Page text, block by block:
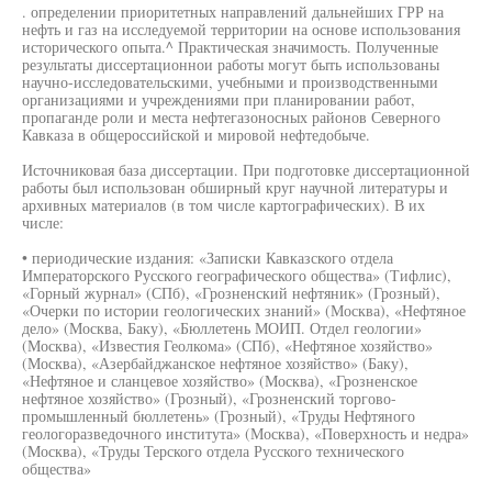
. определении приоритетных направлений дальнейших ГРР на
нефть и газ на исследуемой территории на основе использования
исторического опыта.^ Практическая значимость. Полученные
результаты диссертационнои работы могут быть использованы
научно-исследовательскими, учебными и производственными
организациями и учреждениями при планировании работ,
пропаганде роли и места нефтегазоносных районов Северного
Кавказа в общероссийской и мировой нефтедобыче.
Источниковая база диссертации. При подготовке диссертационной
работы был использован обширный круг научной литературы и
архивных материалов (в том числе картографических). В их
числе:
• периодические издания: «Записки Кавказского отдела
Императорского Русского географического общества» (Тифлис),
«Горный журнал» (СПб), «Грозненский нефтяник» (Грозный),
«Очерки по истории геологических знаний» (Москва), «Нефтяное
дело» (Москва, Баку), «Бюллетень МОИП. Отдел геологии»
(Москва), «Известия Геолкома» (СПб), «Нефтяное хозяйство»
(Москва), «Азербайджанское нефтяное хозяйство» (Баку),
«Нефтяное и сланцевое хозяйство» (Москва), «Грозненское
нефтяное хозяйство» (Грозный), «Грозненский торгово-
промышленный бюллетень» (Грозный), «Труды Нефтяного
геологоразведочного института» (Москва), «Поверхность и недра»
(Москва), «Труды Терского отдела Русского технического
общества»